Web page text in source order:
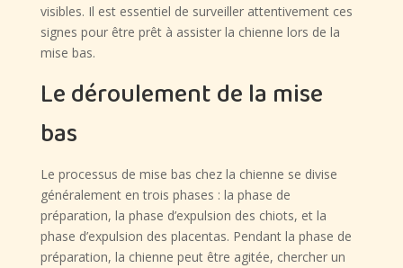
visibles. Il est essentiel de surveiller attentivement ces
signes pour être prêt à assister la chienne lors de la
mise bas.
Le déroulement de la mise
bas
Le processus de mise bas chez la chienne se divise
généralement en trois phases : la phase de
préparation, la phase d’expulsion des chiots, et la
phase d’expulsion des placentas. Pendant la phase de
préparation, la chienne peut être agitée, chercher un